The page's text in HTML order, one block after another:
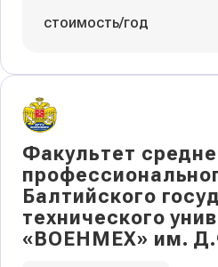
стоимость/год
Факультет
Балтийского
технического
«ВОЕНМЕХ» им.